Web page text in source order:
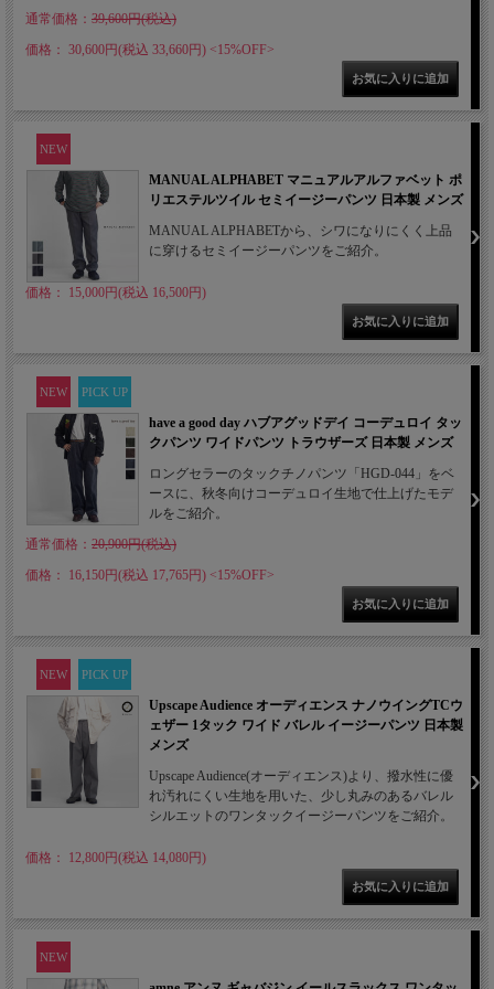
通常価格： 39,600円(税込)
価格： 30,600円(税込 33,660円) <15%OFF>
NEW
MANUAL ALPHABET マニュアルアルファベット ポ
リエステルツイル セミイージーパンツ 日本製 メンズ
MANUAL ALPHABETから、シワになりにくく上品
に穿けるセミイージーパンツをご紹介。
価格： 15,000円(税込 16,500円)
NEW PICK UP
have a good day ハブアグッドデイ コーデュロイ タッ
クパンツ ワイドパンツ トラウザーズ 日本製 メンズ
ロングセラーのタックチノパンツ「HGD-044」をベ
ースに、秋冬向けコーデュロイ生地で仕上げたモデ
ルをご紹介。
通常価格： 20,900円(税込)
価格： 16,150円(税込 17,765円) <15%OFF>
NEW PICK UP
Upscape Audience オーディエンス ナノウイングTCウ
ェザー 1タック ワイド バレル イージーパンツ 日本製
メンズ
Upscape Audience(オーディエンス)より、撥水性に優
れ汚れにくい生地を用いた、少し丸みのあるバレル
シルエットのワンタックイージーパンツをご紹介。
価格： 12,800円(税込 14,080円)
NEW